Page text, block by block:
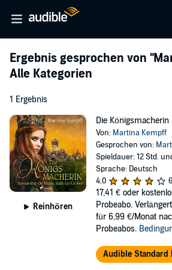
Ergebnis gesprochen von
Alle Kategorien
1 Ergebnis
Reinhören
Die Königsmacherin
Von: Martina Kempff
Gesprochen von:
Spieldauer: 12 Std.
Sprache: Deutsch
4,0
17,41 € oder
Probeabo.
für 6,99 €/Monat
Probeabos.
Audible Standard